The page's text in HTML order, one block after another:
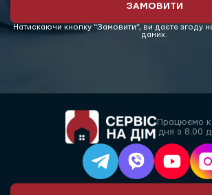
ЗАМОВИТИ
Натискаючи кнопку “Замовити”, ви даєте згоду
даних.
Працюємо
дня з 8.00